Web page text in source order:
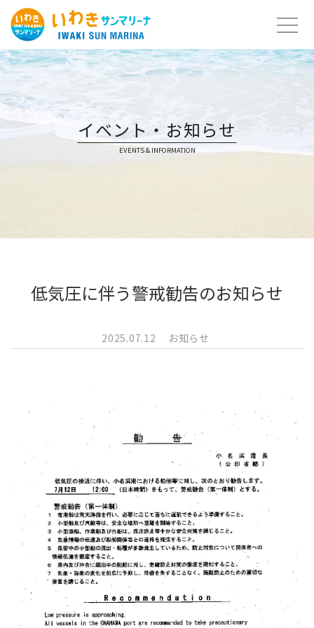
Skip
content
イベント・お知らせ
EVENTS & INFORMATION
低気圧に伴う警戒勧告のお知らせ
2025.07.12 お知らせ